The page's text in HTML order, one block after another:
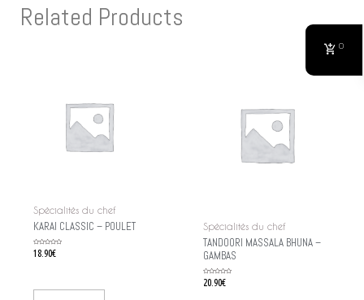
Related Products
Spécialités du chef
KARAI CLASSIC – POULET
Rated
18.90€
Spécialités du chef
TANDOORI MASSALA BHUNA –
GAMBAS
Rated
020.90€
0